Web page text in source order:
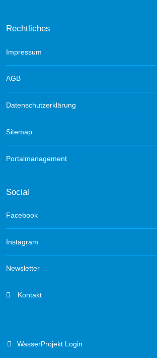
Rechtliches
Impressum
AGB
Datenschutzerklärung
Sitemap
Portalmanagement
Social
Facebook
Instagram
Newsletter
Kontakt
WasserProjekt Login